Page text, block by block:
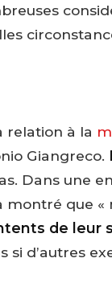
relation à la
Giangreco.
Dans une
montré que «
de leur
si d’autres